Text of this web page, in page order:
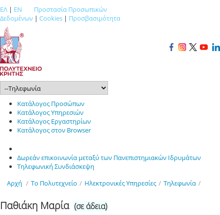
ΕΛ | EN
Προστασία Προσωπικών
Δεδομένων | Cookies | Προσβασιμότητα
Κατάλογος Προσώπων
Κατάλογος Υπηρεσιών
Κατάλογος Εργαστηρίων
Κατάλογος στον Browser
Δωρεάν επικοινωνία μεταξύ των Πανεπιστημιακών Ιδρυμάτων
Τηλεφωνική Συνδιάσκεψη
Αρχή / Το Πολυτεχνείο / Ηλεκτρονικές Υπηρεσίες / Τηλεφωνία /
Παθιάκη Μαρία (σε άδεια)